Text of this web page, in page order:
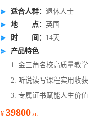
适合人群： 退休人士
地
点： 英国
时
间 ： 14天
产品特色
1. 金三角名校高质量教学
2. 听说读写课程实用收获
3. 专属证书赋能人生价值
¥ 39800元